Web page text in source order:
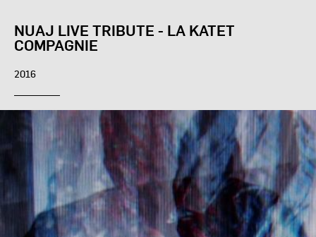
NUAJ LIVE TRIBUTE - LA KATET
COMPAGNIE
2016